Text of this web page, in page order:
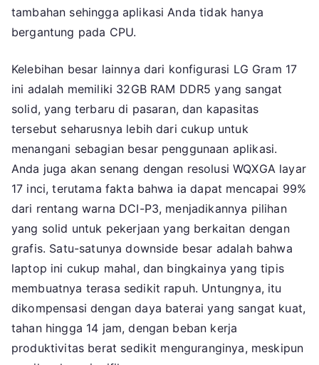
tambahan sehingga aplikasi Anda tidak hanya
bergantung pada CPU.
Kelebihan besar lainnya dari konfigurasi LG Gram 17
ini adalah memiliki 32GB RAM DDR5 yang sangat
solid, yang terbaru di pasaran, dan kapasitas
tersebut seharusnya lebih dari cukup untuk
menangani sebagian besar penggunaan aplikasi.
Anda juga akan senang dengan resolusi WQXGA layar
17 inci, terutama fakta bahwa ia dapat mencapai 99%
dari rentang warna DCI-P3, menjadikannya pilihan
yang solid untuk pekerjaan yang berkaitan dengan
grafis. Satu-satunya downside besar adalah bahwa
laptop ini cukup mahal, dan bingkainya yang tipis
membuatnya terasa sedikit rapuh. Untungnya, itu
dikompensasi dengan daya baterai yang sangat kuat,
tahan hingga 14 jam, dengan beban kerja
produktivitas berat sedikit menguranginya, meskipun